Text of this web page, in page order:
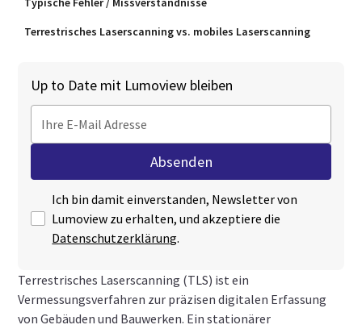
Terrestrisches Laserscanning (TLS) ist ein
Vermessungsverfahren zur präzisen digitalen Erfassung
von Gebäuden und Bauwerken. Ein stationärer
Terrestrisches Laserscanning vs. mobiles Laserscanning
Up to Date mit Lumoview bleiben
Ich bin damit einverstanden, Newsletter von
Lumoview zu erhalten, und akzeptiere die
Datenschutzerklärung.